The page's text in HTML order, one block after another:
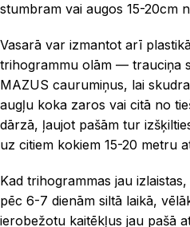
stumbram vai augos 15-20cm
Vasarā var izmantot arī
trihogrammu olām — trauciņa
MAZUS caurumiņus, lai
augļu koka zaros vai citā no
dārzā, ļaujot pašām tur
uz citiem kokiem 15-20 metru
Kad trihogrammas jau
pēc 6-7 dienām siltā laikā,
ierobežotu kaitēkļus jau pašā